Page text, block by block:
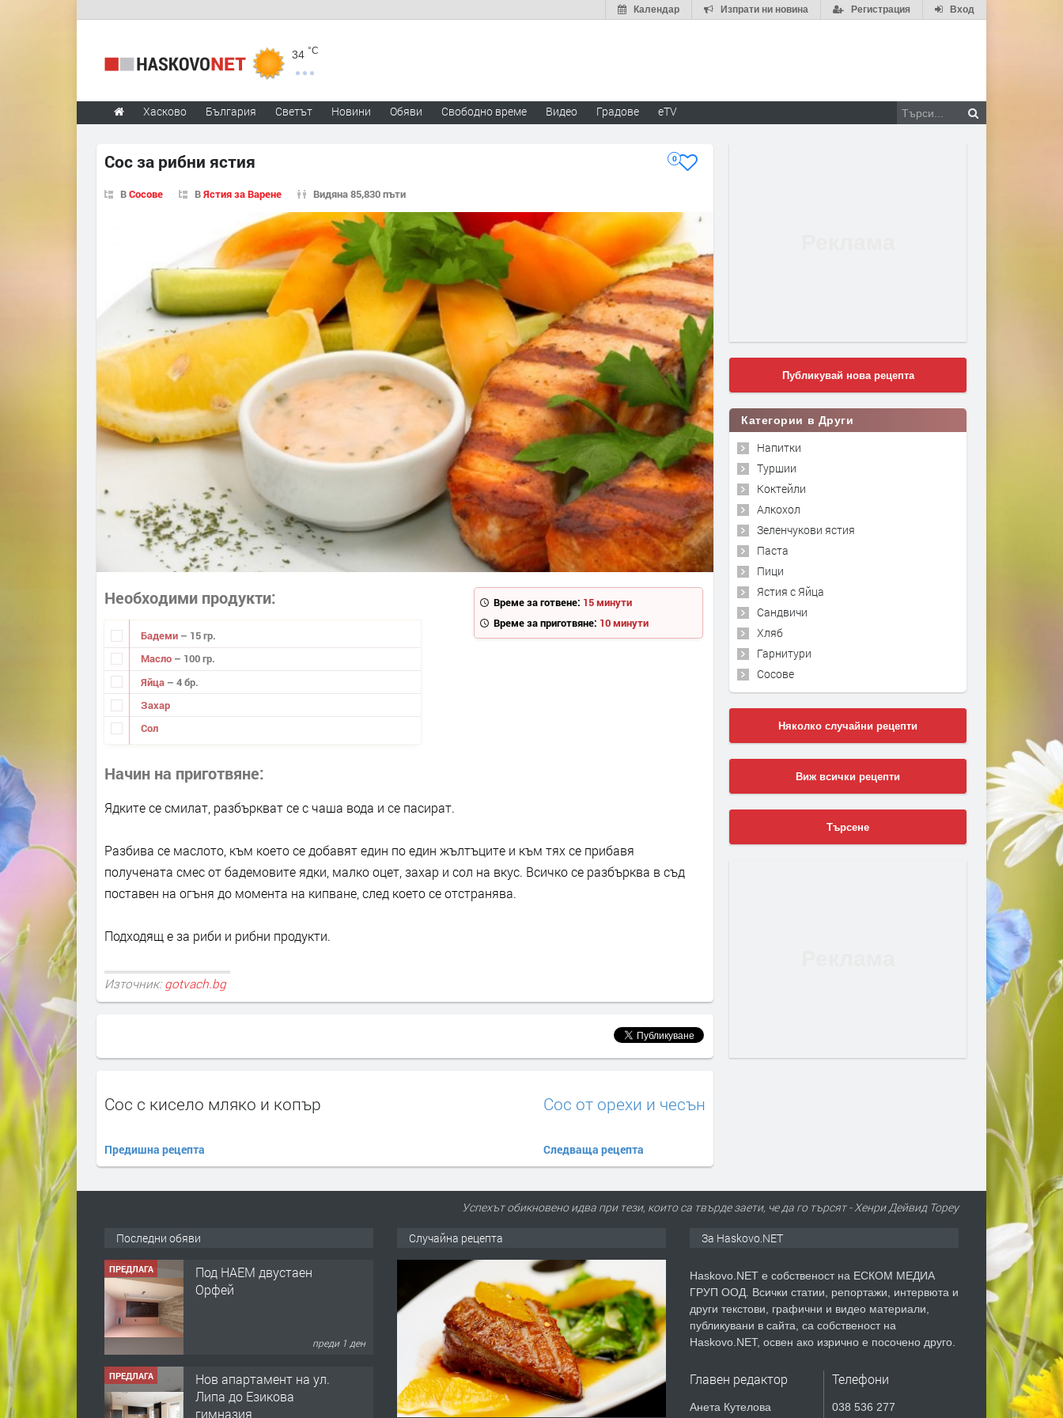
Вход
Регистрация
Изпрати ни новина
Календар
34 °C
Хасково България Светът Новини Обяви Свободно време Видео Градове eTV
Сос за рибни ястия 0
ВСосове ВЯстия за Варене Видяна 85,830 пъти
Време за готвене: 15 минути
Време за приготвяне: 10 минути
Необходими продукти
Бадеми – 15 гр.
Масло – 100 гр.
Яйца – 4 бр.
Захар
Сол
Начин на приготвяне
Ядките се смилат, разбъркват се с чаша вода и се пасират.
Разбива се маслото, към което се добавят един по един жълтъците и към тях се прибавя
получената смес от бадемовите ядки, малко оцет, захар и сол на вкус. Всичко се разбърква в съд
поставен на огъня до момента на кипване, след което се отстранява.
Подходящ е за риби и рибни продукти.
Източник: gotvach.bg
Сос с кисело мляко и копър
Предишна рецепта
Сос от орехи и чесън
Следваща рецепта
Публикувай нова рецепта
Категории в Други
Напитки
Туршии
Коктейли
Алкохол
Зеленчукови ястия
Паста
Пици
Ястия с Яйца
Сандвичи
Хляб
Гарнитури
Сосове
Няколко случайни рецепти
Виж всички рецепти
Търсене
Успехът обикновено идва при тези, които са твърде заети, че да го търсят - Хенри Дейвид Тореу
Последни обяви
ПРЕДЛАГА
Орфей
ПРЕДЛАГА
Нов апартамент на ул.
Липа до Езикова
преди 1 ден
ПРЕДЛАГА
🔑 ОБЗАВЕДЕНА
ГАРСОНИЕРА ПОД
Случайна рецепта За Haskovo.NET
Haskovo.NET е собственост на ЕСКОМ МЕДИА
ГРУП ООД. Всички статии, репортажи, интервюта и
други текстови, графични и видео материали,
публикувани в сайта, са собственост на
Haskovo.NET, освен ако изрично е посочено друго.
Главен редактор
Анета Кутелова
Телефони
038 536 277